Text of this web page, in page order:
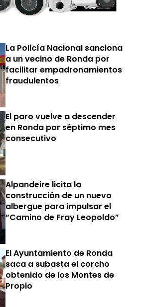
La Policía Nacional sanciona
a un vecino de Ronda por
facilitar empadronamientos
fraudulentos
El paro vuelve a descender
en Ronda por séptimo mes
consecutivo
Alpandeire licita la
construcción de un nuevo
albergue para impulsar el
“Camino de Fray Leopoldo”
El Ayuntamiento de Ronda
saca a subasta el corcho
obtenido de los Montes de
Propio